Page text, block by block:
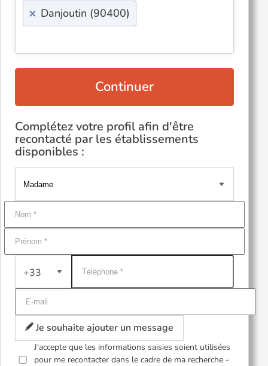
× Danjoutin (90400)
Continuer
Complétez votre profil afin d'être
recontacté par les établissements
disponibles :
+33
Je souhaite ajouter un message
J'accepte que les informations saisies soient utilisées
pour me recontacter dans le cadre de ma recherche -